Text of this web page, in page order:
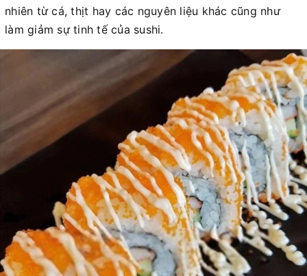
nhiên từ cá, thịt hay các nguyên liệu khác cũng như
làm giảm sự tinh tế của sushi.